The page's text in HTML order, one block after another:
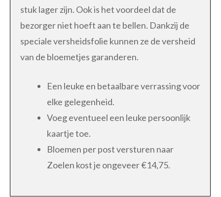
stuk lager zijn. Ook is het voordeel dat de
bezorger niet hoeft aan te bellen. Dankzij de
speciale versheidsfolie kunnen ze de versheid
van de bloemetjes garanderen.
Een leuke en betaalbare verrassing voor
elke gelegenheid.
Voeg eventueel een leuke persoonlijk
kaartje toe.
Bloemen per post versturen naar
Zoelen kost je ongeveer €14,75.